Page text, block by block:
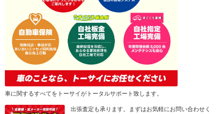
車に関するすべてをトーサイがトータルサポート致します。
出張査定も承ります。まずはお気軽にお問い合わせく